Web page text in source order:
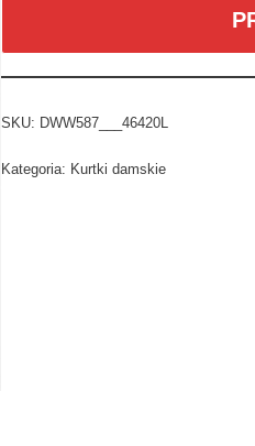
SKU: DWW587___46420L
Kategoria: Kurtki damskie